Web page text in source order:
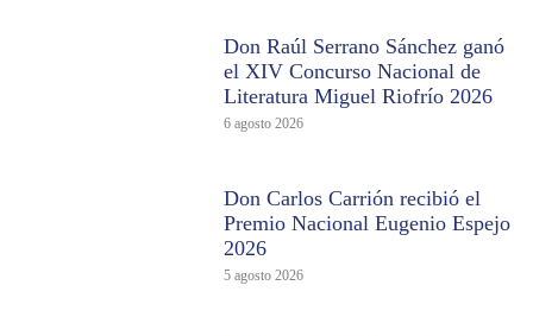
Don Raúl Serrano Sánchez ganó
el XIV Concurso Nacional de
Literatura Miguel Riofrío 2026
6 agosto 2026
Don Carlos Carrión recibió el
Premio Nacional Eugenio Espejo
2026
5 agosto 2026